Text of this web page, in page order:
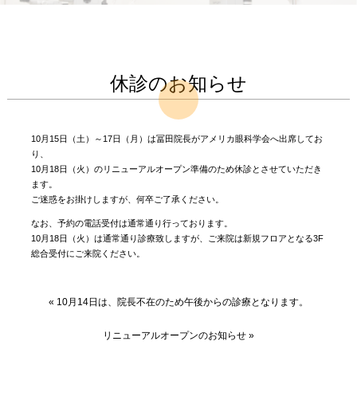
休診のお知らせ
10月15日（土）～17日（月）は冨田院長がアメリカ眼科学会へ出席してお
り、
10月18日（火）のリニューアルオープン準備のため休診とさせていただき
ます。
ご迷惑をお掛けしますが、何卒ご了承ください。
なお、予約の電話受付は通常通り行っております。
10月18日（火）は通常通り診療致しますが、ご来院は新規フロアとなる3F
総合受付にご来院ください。
« 10月14日は、院長不在のため午後からの診療となります。
リニューアルオープンのお知らせ»